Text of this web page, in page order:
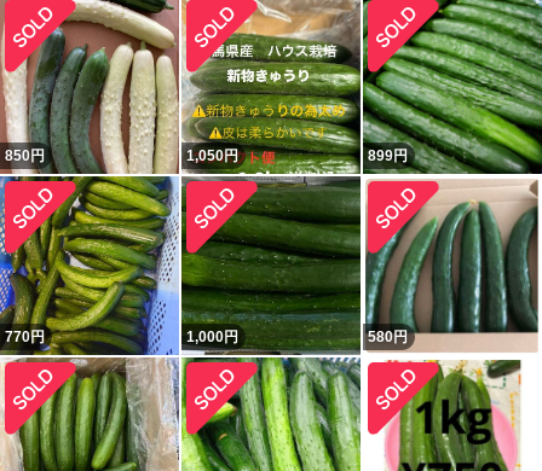
850円 1,050円 899円
770円 1,000円 580円